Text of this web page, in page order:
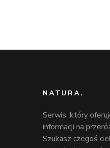
NATURA.
Serwis, który
informacji na
Szukasz czegoś